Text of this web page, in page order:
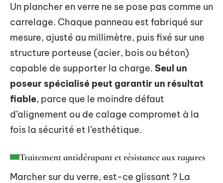
Un plancher en verre ne se pose pas comme un
carrelage. Chaque panneau est fabriqué sur
mesure, ajusté au millimètre, puis fixé sur une
structure porteuse (acier, bois ou béton)
capable de supporter la charge. Seul un
poseur spécialisé peut garantir un résultat
fiable, parce que le moindre défaut
d’alignement ou de calage compromet à la
fois la sécurité et l’esthétique.
Traitement antidérapant et résistance aux rayures
Marcher sur du verre, est-ce glissant ? La